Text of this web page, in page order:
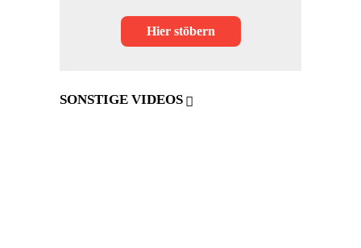
Hier stöbern
SONSTIGE VIDEOS